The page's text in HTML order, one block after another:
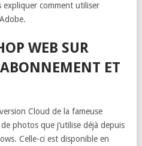
expliquer comment utiliser
WEB SUR
ET
Cloud de la fameuse
photos que j’utilise déjà depuis
Celle-ci est disponible en